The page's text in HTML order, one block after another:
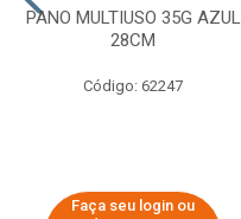
PANO MULTIUSO 35G AZUL
28CM
Código: 62247
Faça seu login ou